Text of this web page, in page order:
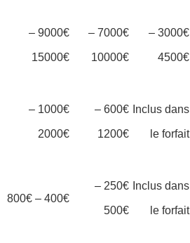
3000€ –
4500€
7000€ –
10000€
9000€ –
15000€
Inclus dans
le forfait
600€ –
1200€
1000€ –
2000€
Inclus dans
le forfait
250€ –
500€
400€ – 800€